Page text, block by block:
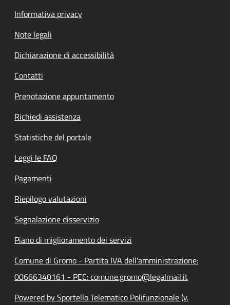
Informativa privacy
Note legali
Dichiarazione di accessibilità
Contatti
Prenotazione appuntamento
Richiedi assistenza
Statistiche del portale
Leggi le FAQ
Pagamenti
Riepilogo valutazioni
Segnalazione disservizio
Piano di miglioramento dei servizi
Comune di Gromo - Partita IVA dell'amministrazione:
00666340161 - PEC: comune.gromo@legalmail.it
Powered by Sportello Telematico Polifunzionale (v.